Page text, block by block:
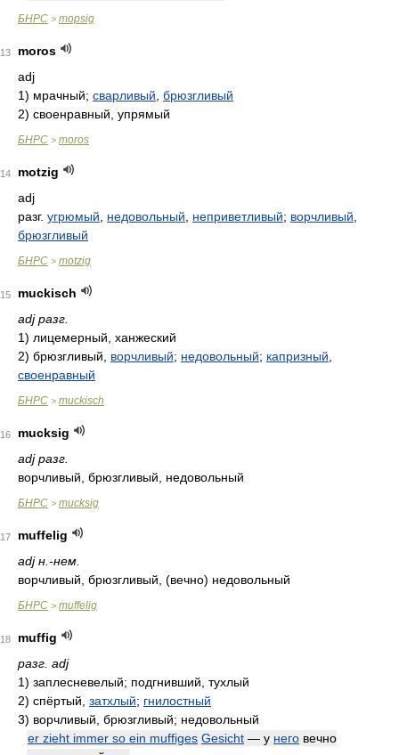
БНРС > mopsig
13
moros
adj
1) мрачный; сварливый брюзгливый
2) своенравный, упрямый
БНРС > moros
14
motzig
adj
разг. угрюмый недовольный неприветливый; ворчливый
брюзгливый
БНРС > motzig
15
muckisch
adj разг.
1) лицемерный, ханжеский
2) брюзгливый, ворчливый; недовольный; капризный
своенравный
БНРС > muckisch
16
mucksig
adj разг.
ворчливый, брюзгливый, недовольный
БНРС > mucksig
17
muffelig
adj н.-нем.
ворчливый, брюзгливый, (вечно) недовольный
БНРС > muffelig
18
muffig
разг. adj
1) заплесневелый; подгнивший, тухлый
2) спёртый, затхлый; гнилостный
3) ворчливый, брюзгливый; недовольный
er zieht immer so ein muffiges Gesicht — у него вечно